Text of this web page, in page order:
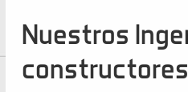
Nuestros